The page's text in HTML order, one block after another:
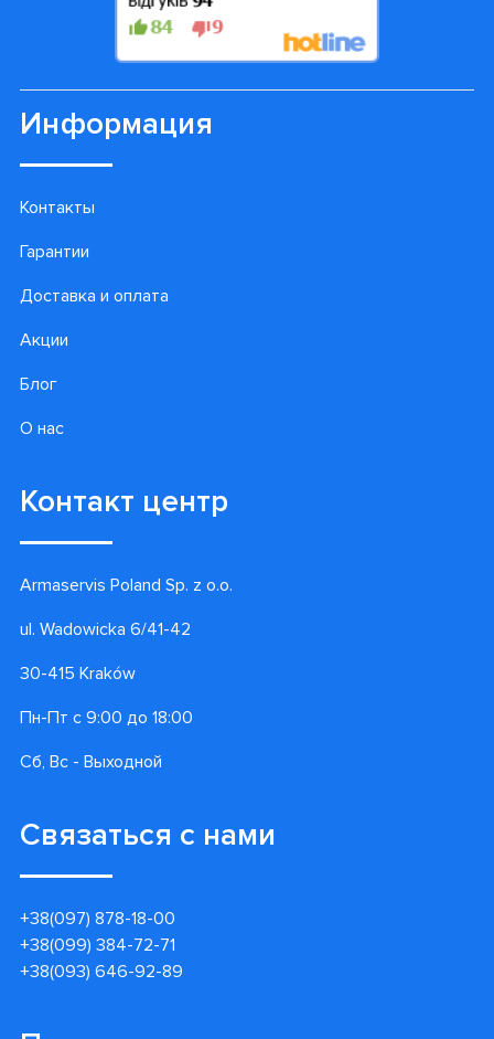
Информация
Контакты
Гарантии
Доставка и оплата
Акции
Блог
О нас
Контакт центр
Armaservis Poland Sp. z o.o.
ul. Wadowicka 6/41-42
30-415 Kraków
Пн-Пт с 9:00 до 18:00
Сб, Вс - Выходной
Связаться с нами
+38(097) 878-18-00
+38(099) 384-72-71
+38(093) 646-92-89